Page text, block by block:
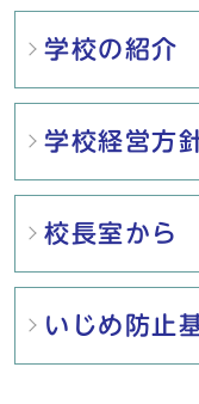
メインメニュー
学校の紹介
学校経営方
校長室から
いじめ防止